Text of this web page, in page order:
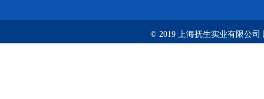
© 2019 上海抚生实业有限公司